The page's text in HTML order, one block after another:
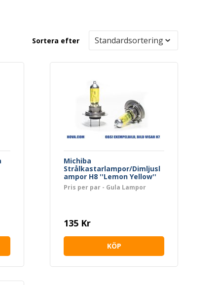
Sortera efter
Michiba
Strålkastarlampor/Dimljusl
ampor H8 ''Lemon Yellow''
Pris per par - Gula Lampor
135 Kr
KÖP